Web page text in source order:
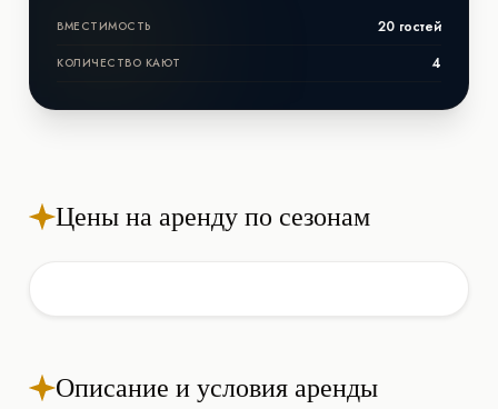
ВМЕСТИМОСТЬ 20 гостей
КОЛИЧЕСТВО КАЮТ 4
Цены на аренду по сезонам
Описание и условия аренды